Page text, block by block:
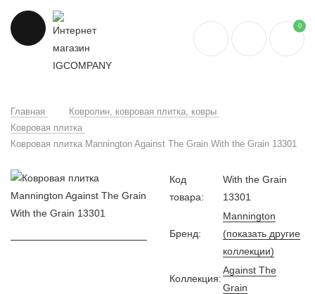
0
Главная
Ковролин, ковровая плитка, ковры
Ковровая плитка
Ковровая плитка Mannington Against The Grain With the Grain 13301
Код
товара:
With the Grain
13301
Бренд:
Mannington
(показать другие
коллекции)
Коллекция:
Against The
Grain